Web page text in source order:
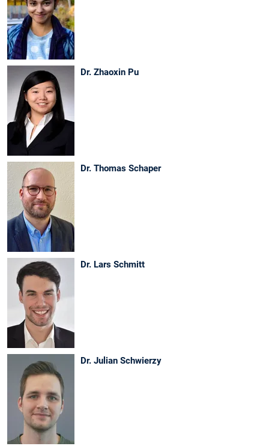
Dr. Zhaoxin Pu
Dr. Thomas Schaper
Dr. Lars Schmitt
Dr. Julian Schwierzy